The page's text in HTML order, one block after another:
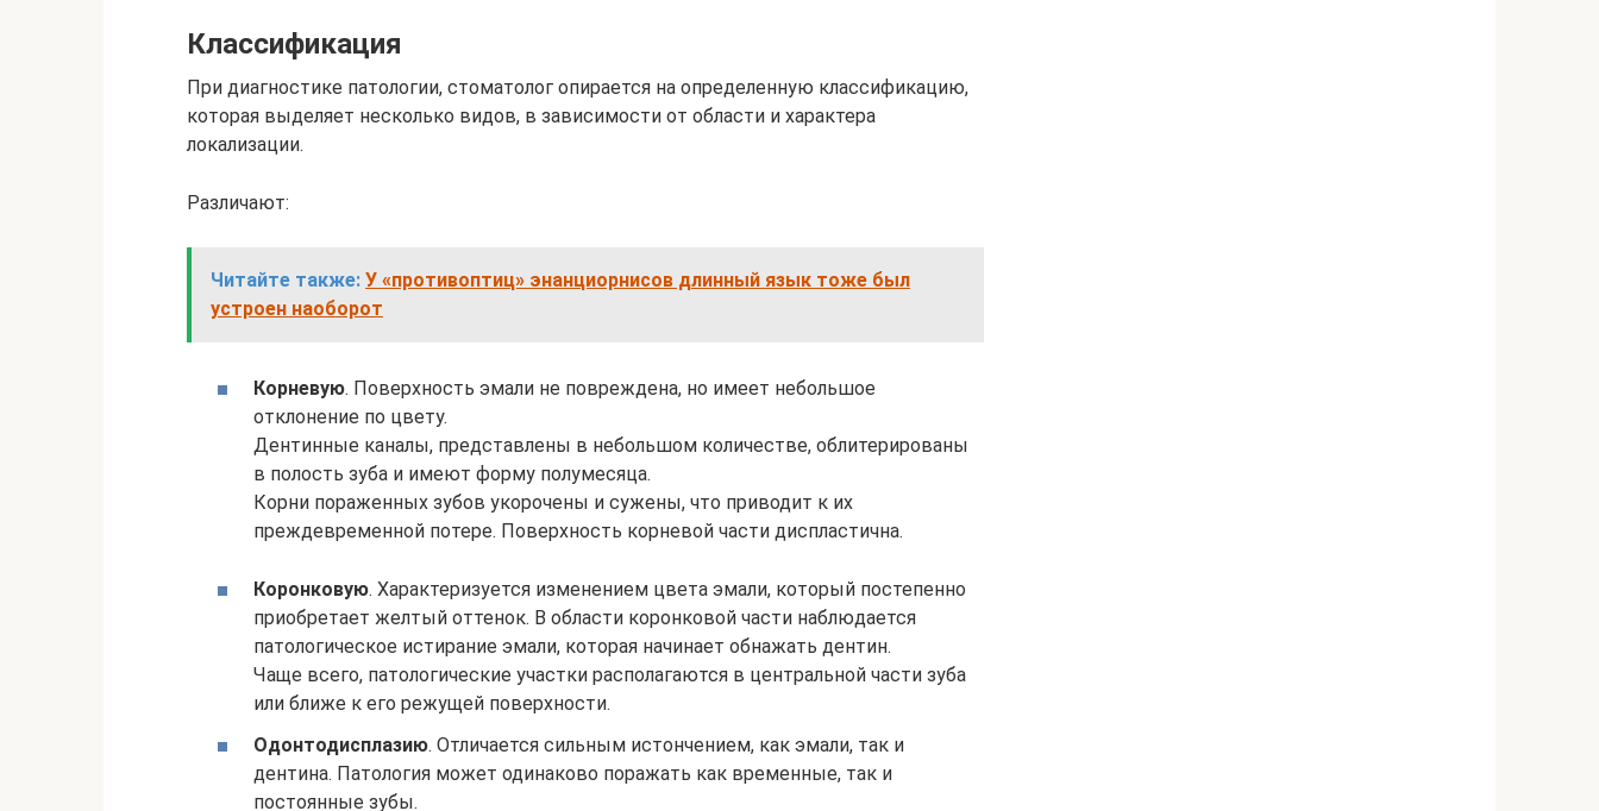
Классификация
При диагностике патологии, стоматолог опирается на определенную классификацию,
которая выделяет несколько видов, в зависимости от области и характера
локализации.
Различают:
Читайте также: У «противоптиц» энанциорнисов длинный язык тоже был
устроен наоборот
Корневую. Поверхность эмали не повреждена, но имеет небольшое
отклонение по цвету.
Дентинные каналы, представлены в небольшом количестве, облитерированы
в полость зуба и имеют форму полумесяца.
Корни пораженных зубов укорочены и сужены, что приводит к их
преждевременной потере. Поверхность корневой части диспластична.
Коронковую. Характеризуется изменением цвета эмали, который постепенно
приобретает желтый оттенок. В области коронковой части наблюдается
патологическое истирание эмали, которая начинает обнажать дентин.
Чаще всего, патологические участки располагаются в центральной части зуба
или ближе к его режущей поверхности.
Одонтодисплазию. Отличается сильным истончением, как эмали, так и
дентина. Патология может одинаково поражать как временные, так и
постоянные зубы.